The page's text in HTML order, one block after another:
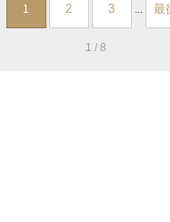
1 2 3 最
1 / 8